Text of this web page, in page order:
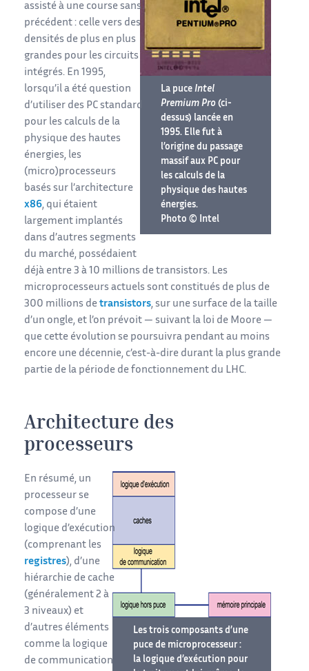
La puce Intel
Premium Pro (ci-
dessus) lancée en
1995. Elle fut à
l’origine du passage
massif aux PC pour
les calculs de la
physique des hautes
énergies.
Photo © Intel
assisté à une course sans
précédent : celle vers des
densités de plus en plus
grandes pour les circuits
intégrés. En 1995,
lorsqu’il a été question
d’utiliser des PC standard
pour les calculs de la
physique des hautes
énergies, les
(micro)processeurs
basés sur l’architecture
x86, qui étaient
largement implantés
dans d’autres segments
du marché, possédaient
déjà entre 3 à 10 millions de transistors. Les
microprocesseurs actuels sont constitués de plus de
300 millions de transistors, sur une surface de la taille
d’un ongle, et l’on prévoit — suivant la loi de Moore —
que cette évolution se poursuivra pendant au moins
encore une décennie, c’est-à-dire durant la plus grande
partie de la période de fonctionnement du LHC.
Architecture des
processeurs
Les trois composants d’une
puce de microprocesseur :
la logique d’exécution pour
En résumé, un
processeur se
compose d’une
logique d’exécution
(comprenant les
registres), d’une
hiérarchie de cache
(généralement 2 à
3 niveaux) et
d’autres éléments
comme la logique
de communication